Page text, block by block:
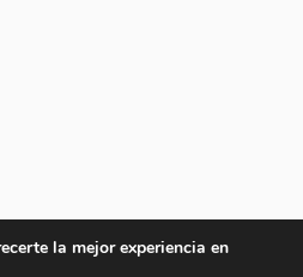
la mejor experiencia en